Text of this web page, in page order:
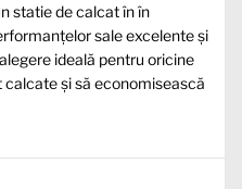
statie de calcat în în
sale excelente și
ideală pentru oricine
și să economisească